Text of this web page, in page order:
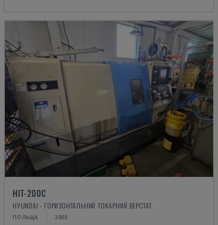
HIT-200C
HYUNDAI - ГОРИЗОНТАЛЬНИЙ ТОКАРНИЙ ВЕРСТАТ
ПОЛЬЩА 2003